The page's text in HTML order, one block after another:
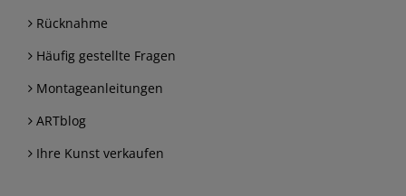
Rücknahme
Häufig gestellte Fragen
Montageanleitungen
ARTblog
Ihre Kunst verkaufen